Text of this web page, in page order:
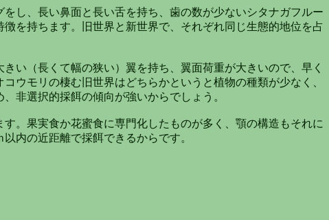
し、長い鼻面と長い舌を持ち、歯の数が少ないシタナガフルー
を持ちます。旧世界と新世界で、それぞれ同じ生態的地位を占
い（長くて幅の狭い）翼を持ち、翼面荷重が大きいので、早く
ウモリの棲む旧世界はどちらかというと植物の種類が少なく、
非選択的採餌の傾向が強いからでしょう。
。果実食か花蜜食に専門化したものが多く、顎の構造もそれに
内の近距離で採餌できるからです。